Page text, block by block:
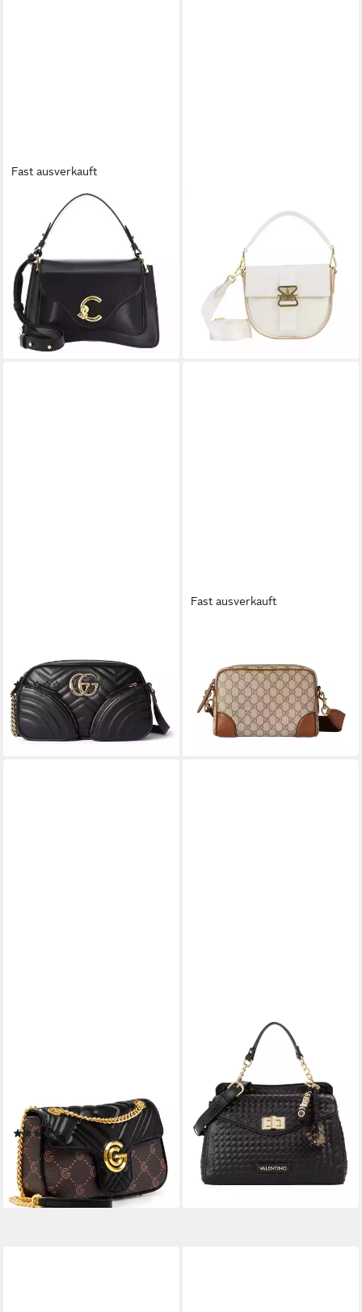
Fast ausverkauft
COCCINELLE
Umhängetasche Handbag, aus
echtem Kalbsleder
238,00 € UVP350,00 €
-32%
lieferbar - in 2-3 Werktagen bei dir
Schultertasche Bogner -
Damen Schultertasche Zuoz
ab 225,00 €
-50%
lieferbar - in 2-3 Werktagen bei dir
Small Shoulder Bag
(1)
1.490,00 € UVP2.100,00 €
-29%
lieferbar - in 2-3 Werktagen bei dir
Fast ausverkauft
1.390,00 € UVP1.950,00 €
-29%
lieferbar - in 2-3 Werktagen bei dir
Handtasche, Tragetasche mit
Logoverzierung
(1)
89,96 €
lieferbar - in 1-2 Werktagen bei dir
VALENTINO BAGS
Handtasche Satchel Bag
lieferbar - in 8-10 Werktagen bei